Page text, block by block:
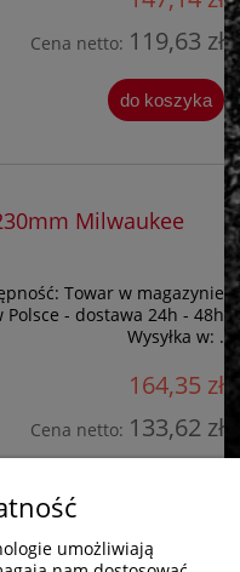
Cena netto: 119,63 zł
do koszyka
Milwaukee
Towar w magazynie
Polsce - dostawa 24h - 48h
Wysyłka w: .
164,35 zł
Cena netto: 133,62 zł
umożliwiają